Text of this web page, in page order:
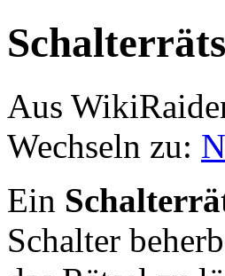
Aus
Wechseln zu:
Ein
Schalter